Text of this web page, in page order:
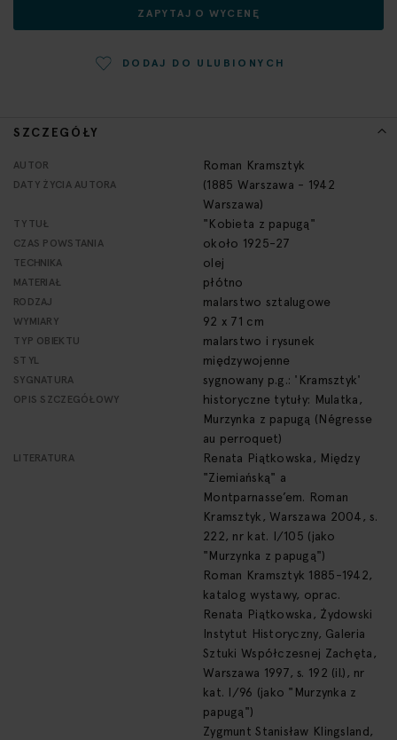
SZCZEGÓŁY
Więcej
informacji
AUTOR Roman Kramsztyk
DATY ŻYCIA AUTORA
(1885 Warszawa - 1942
Warszawa)
TYTUŁ "Kobieta z papugą"
CZAS POWSTANIA około 1925-27
TECHNIKA olej
MATERIAŁ płótno
RODZAJ malarstwo sztalugowe
WYMIARY 92 x 71 cm
TYP OBIEKTU malarstwo i rysunek
STYL międzywojenne
SYGNATURA sygnowany p.g.: 'Kramsztyk'
OPIS SZCZEGÓŁOWY
historyczne tytuły: Mulatka,
Murzynka z papugą (Négresse
au perroquet)
LITERATURA
Renata Piątkowska, Między
"Ziemiańską" a
Montparnasse’em. Roman
Kramsztyk, Warszawa 2004, s.
222, nr kat. I/105 (jako
"Murzynka z papugą")
Roman Kramsztyk 1885-1942,
katalog wystawy, oprac.
Renata Piątkowska, Żydowski
Instytut Historyczny, Galeria
Sztuki Współczesnej Zachęta,
Warszawa 1997, s. 192 (il.), nr
kat. I/96 (jako "Murzynka z
papugą")
Zygmunt Stanisław Klingsland,
ZAPYTAJ O WYCENĘ
DODAJ DO ULUBIONYCH